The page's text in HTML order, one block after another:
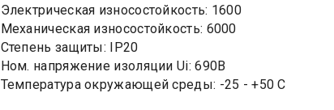
Электрическая износостойкость: 1600
Механическая износостойкость: 6000
Степень защиты: IP20
Ном. напряжение изоляции Ui: 690В
Температура окружающей среды: -25 - +50 С